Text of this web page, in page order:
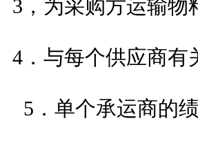
3，为采购方运输物
4．与每个供应商有
5．单个承运商的绩